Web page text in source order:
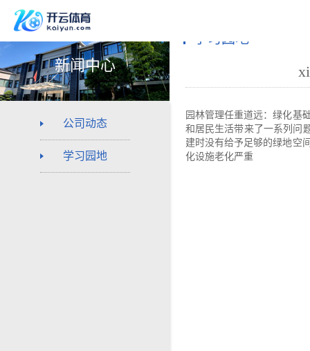
新闻中心
公司动态
学习园地
学习园地
园林管理任重道远：绿化基
和居民生活带来了一系列问
建时没有给予足够的绿地空
化设施老化严重